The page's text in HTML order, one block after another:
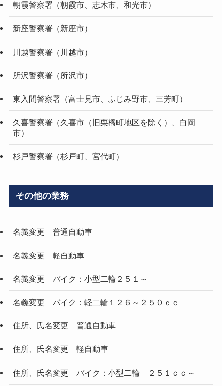
朝霞警察署（朝霞市、志木市、和光市）
新座警察署（新座市）
川越警察署（川越市）
所沢警察署（所沢市）
東入間警察署（富士見市、ふじみ野市、三芳町）
久喜警察署（久喜市（旧栗橋町地区を除く）、白岡
市）
杉戸警察署（杉戸町、宮代町）
その他の業務
名義変更 普通自動車
名義変更 軽自動車
名義変更 バイク：小型二輪２５１～
名義変更 バイク：軽二輪１２６～２５０ｃｃ
住所、氏名変更 普通自動車
住所、氏名変更 軽自動車
住所、氏名変更 バイク：小型二輪 ２５１ｃｃ～